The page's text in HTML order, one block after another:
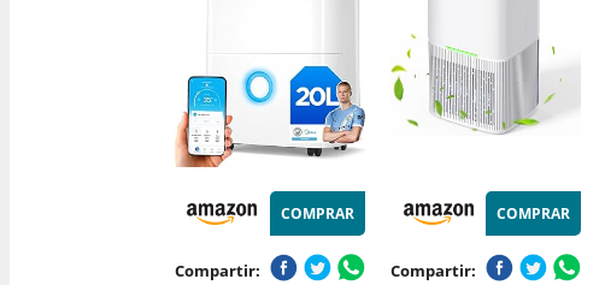
COMPRAR
Compartir:
COMPRAR
Compartir: